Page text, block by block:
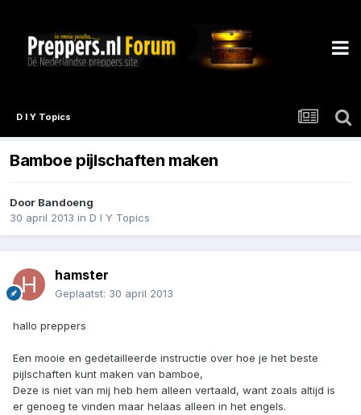
D I Y Topics
Bamboe pijlschaften maken
Door Bandoeng
30 april 2013 in D I Y Topics
hamster
Geplaatst: 30 april 2013
hallo preppers
Een mooie en gedetailleerde instructie over hoe je het beste
pijlschaften kunt maken van bamboe,
Deze is niet van mij heb hem alleen vertaald, want zoals altijd is
er genoeg te vinden maar helaas alleen in het engels.